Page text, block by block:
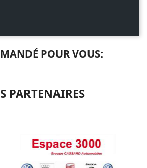
POUR VOUS:
PARTENAIRES